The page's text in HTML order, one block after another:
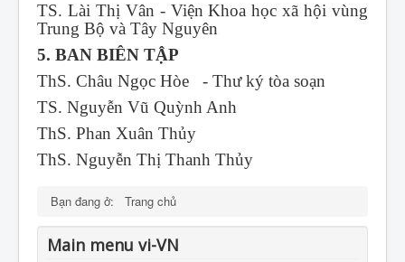
TS. Lài Thị Vân - Viện Khoa học xã hội vùng
Trung Bộ và Tây Nguyên
5. BAN BIÊN TẬP
ThS. Châu Ngọc Hòe - Thư ký tòa soạn
TS. Nguyễn Vũ Quỳnh Anh
ThS. Phan Xuân Thủy
ThS. Nguyễn Thị Thanh Thủy
Bạn đang ở: Trang chủ
Main menu vi-VN